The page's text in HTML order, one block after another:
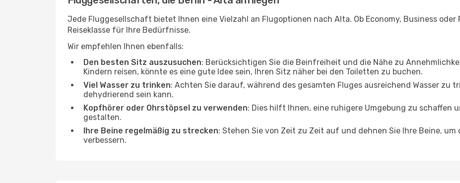
Jede Fluggesellschaft bietet Ihnen eine Vielzahl an Flugoptionen nach Alta. Ob Economy, Business
Reiseklasse für Ihre Bedürfnisse.
Wir empfehlen Ihnen ebenfalls:
Den besten Sitz auszusuchen: Berücksichtigen Sie die Beinfreiheit und die Nähe zu
Kindern reisen, könnte es eine gute Idee sein, Ihren Sitz näher bei den Toiletten zu buchen.
Viel Wasser zu trinken: Achten Sie darauf, während des gesamten Fluges ausreichend Wasser zu
dehydrierend sein kann.
Kopfhörer oder Ohrstöpsel zu verwenden: Dies hilft Ihnen, eine ruhigere Umgebung zu schaffen
gestalten.
Ihre Beine regelmäßig zu strecken: Stehen Sie von Zeit zu Zeit auf und dehnen Sie Ihre Beine,
verbessern.